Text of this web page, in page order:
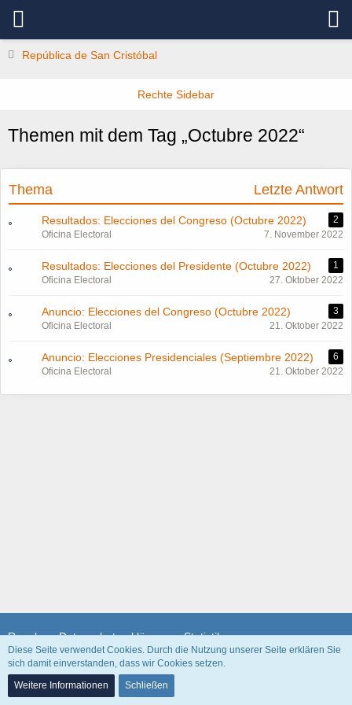
República de San Cristóbal
Themen mit dem Tag „Octubre 2022“
Thema Letzte Antwort
Resultados: Elecciones del Congreso (Octubre 2022)
2
Oficina Electoral
7. November 2022
Resultados: Elecciones del Presidente (Octubre 2022)
1
Oficina Electoral
27. Oktober 2022
Anuncio: Elecciones del Congreso (Octubre 2022)
3
Oficina Electoral
21. Oktober 2022
Anuncio: Elecciones Presidenciales (Septiembre 2022)
6
Oficina Electoral
21. Oktober 2022
Regeln Datenschutzerklärung Statistik
Community-Software:
Diese Seite verwendet Cookies. Durch die Nutzung unserer Seite erklären Sie
sich damit einverstanden, dass wir Cookies setzen.
Weitere Informationen
Schließen